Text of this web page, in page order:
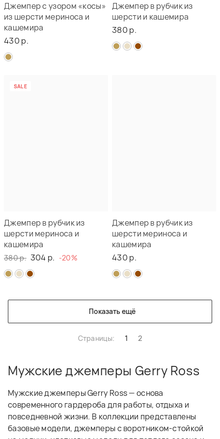
Джемпер с узором «косы»
из шерсти мериноса и
кашемира
430 р.
Джемпер в рубчик из
шерсти и кашемира
380 р.
SALE
Джемпер в рубчик из
шерсти мериноса и
кашемира
380 р. 304 р. -20%
Джемпер в рубчик из
шерсти мериноса и
кашемира
430 р.
Показать ещё
Страницы: 1 2
Мужские джемперы Gerry Ross
Мужские джемперы Gerry Ross — основа
современного гардероба для работы, отдыха и
повседневной жизни. В коллекции представлены
базовые модели, джемперы с воротником-стойкой